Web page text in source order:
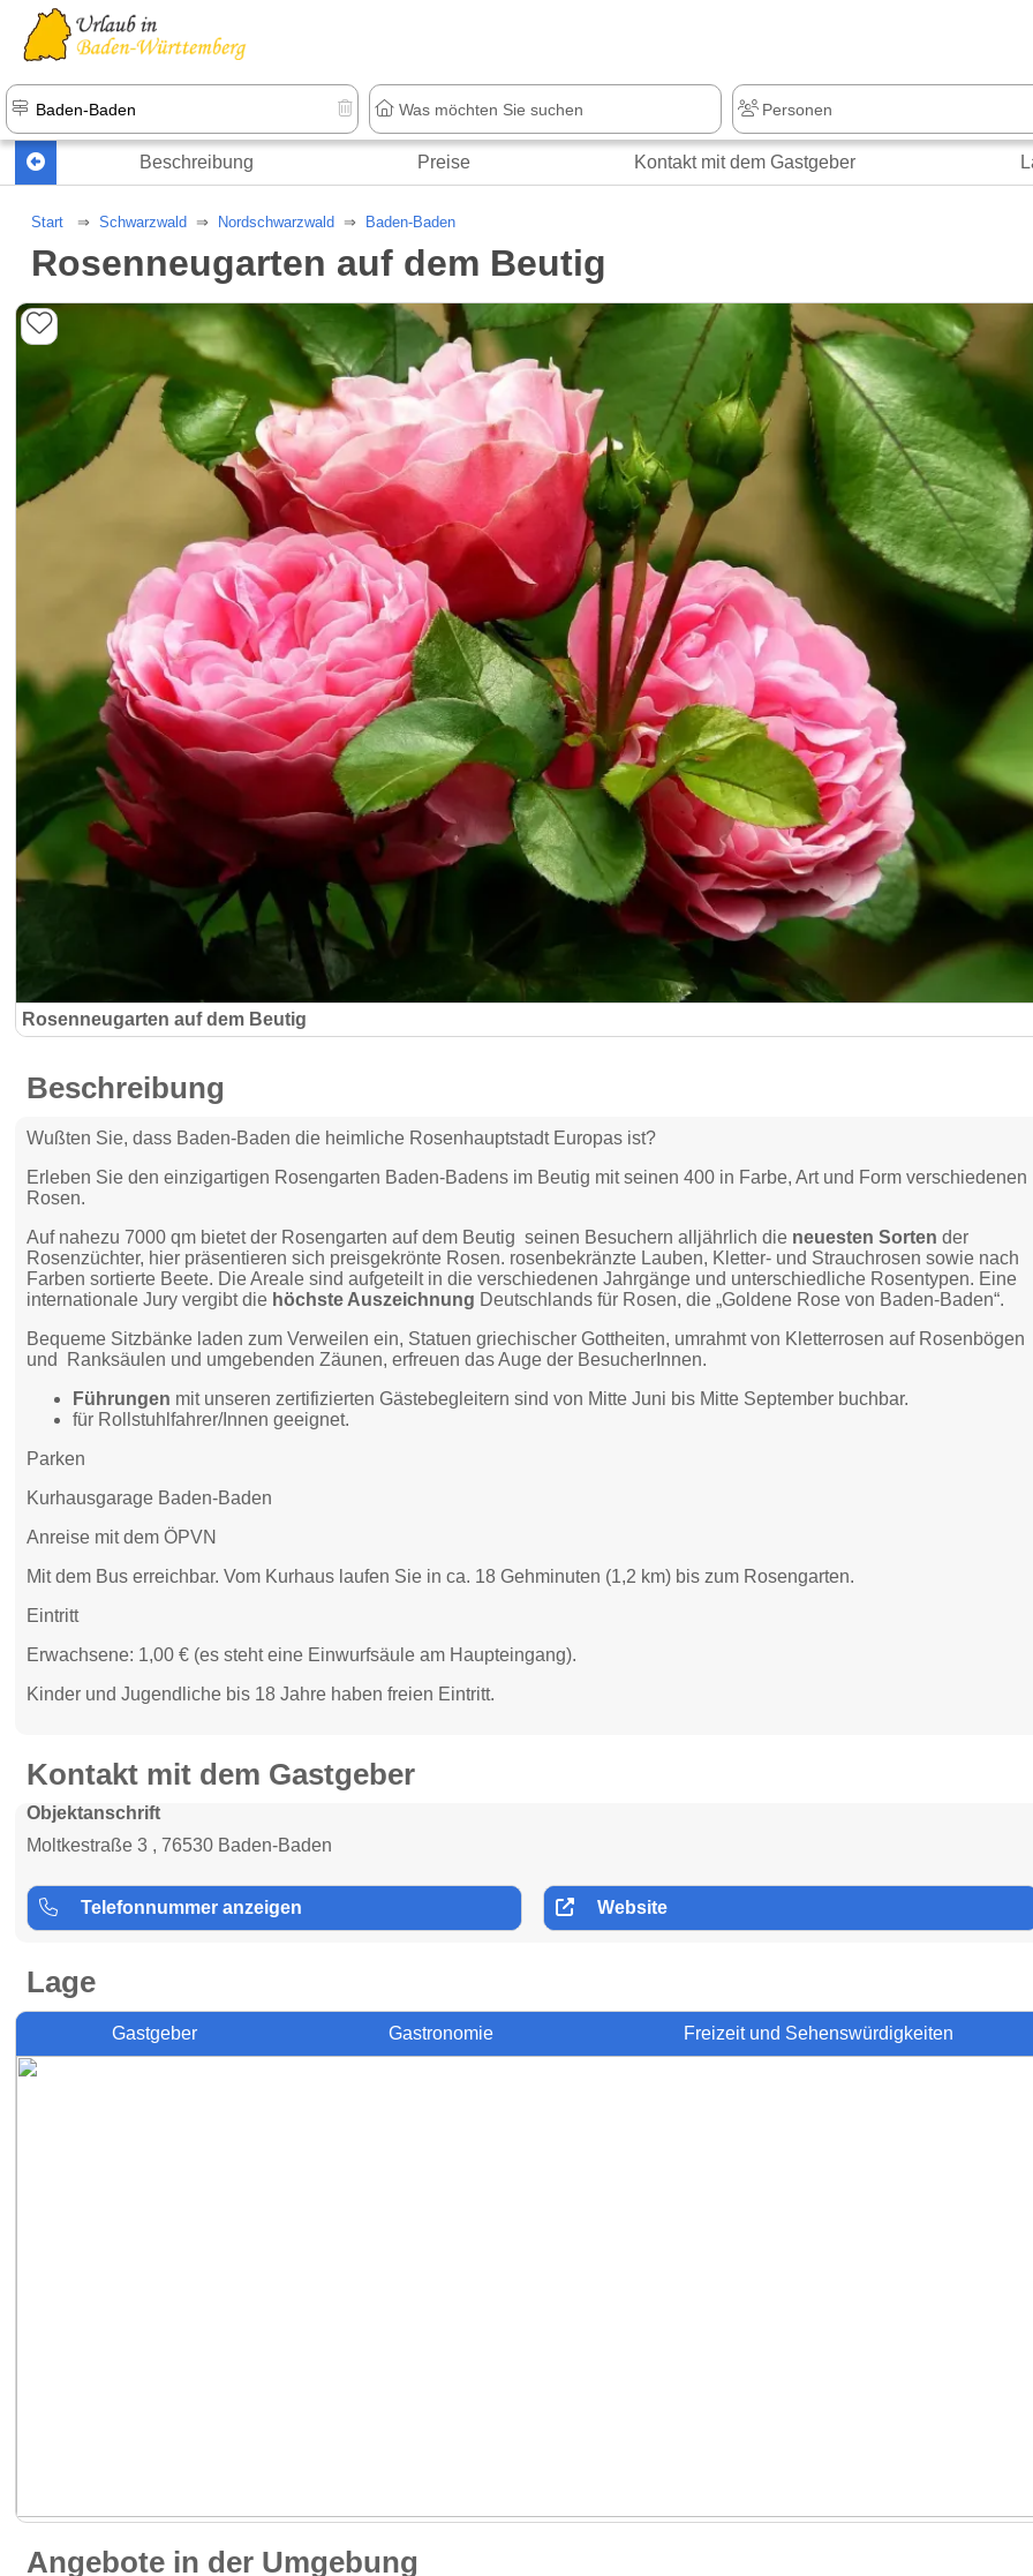
Beschreibung Preise Kontakt mit dem Gastgeber
Start Schwarzwald Nordschwarzwald Baden-Baden
Rosenneugarten auf dem Beutig
Rosenneugarten auf dem Beutig
Beschreibung
Wußten Sie, dass Baden-Baden die heimliche Rosenhauptstadt Europas ist?
Erleben Sie den einzigartigen Rosengarten Baden-Badens im Beutig mit seinen 400 in Farbe, Art und Form verschiedenen
Rosen.
Auf nahezu 7000 qm bietet der Rosengarten auf dem Beutig seinen Besuchern alljährlich die neuesten Sorten der
Rosenzüchter, hier präsentieren sich preisgekrönte Rosen. rosenbekränzte Lauben, Kletter- und Strauchrosen sowie nach
Farben sortierte Beete. Die Areale sind aufgeteilt in die verschiedenen Jahrgänge und unterschiedliche Rosentypen. Eine
internationale Jury vergibt die höchste Auszeichnung Deutschlands für Rosen, die „Goldene Rose von Baden-Baden“.
Bequeme Sitzbänke laden zum Verweilen ein, Statuen griechischer Gottheiten, umrahmt von Kletterrosen auf Rosenbögen
und Ranksäulen und umgebenden Zäunen, erfreuen das Auge der BesucherInnen.
Führungen mit unseren zertifizierten Gästebegleitern sind von Mitte Juni bis Mitte September buchbar.
für Rollstuhlfahrer/Innen geeignet.
Parken
Kurhausgarage Baden-Baden
Anreise mit dem ÖPVN
Mit dem Bus erreichbar. Vom Kurhaus laufen Sie in ca. 18 Gehminuten (1,2 km) bis zum Rosengarten.
Eintritt
Erwachsene: 1,00 € (es steht eine Einwurfsäule am Haupteingang).
Kinder und Jugendliche bis 18 Jahre haben freien Eintritt.
Kontakt mit dem Gastgeber
Objektanschrift
Moltkestraße 3 , 76530 Baden-Baden
Telefonnummer anzeigen Website
Lage
Gastgeber Gastronomie Freizeit und Sehenswürdigkeiten
Angebote in der Umgebung